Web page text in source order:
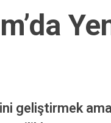
geliştirmek